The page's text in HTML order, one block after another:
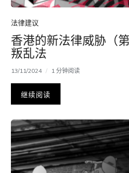
法律建议
香港的新法律威胁（
叛乱法
13/11/2024 1 分钟阅读
继续阅读